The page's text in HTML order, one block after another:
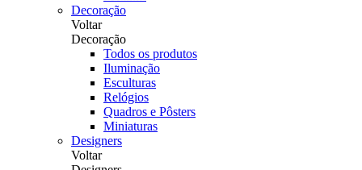
Decoração
Voltar
Decoração
Todos os produtos
Iluminação
Esculturas
Relógios
Quadros e Pôsters
Miniaturas
Designers
Voltar